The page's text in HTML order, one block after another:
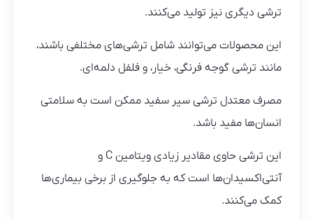
ترشی دیگری نیز تولید می‌کنند.
این محصولات می‌توانند شامل ترشی‌های مختلفی باشند،
مانند ترشی گوجه فرنگی، خیار، و فلفل دلمه‌ای.
مصرف معتدل ترشی سیر سفید ممکن است به سلامتی
انسان‌ها مفید باشد.
این ترشی حاوی مقادیر زیادی ویتامین C و
آنتی‌اکسیدان‌ها است که به جلوگیری از برخی بیماری‌ها
کمک می‌کنند.